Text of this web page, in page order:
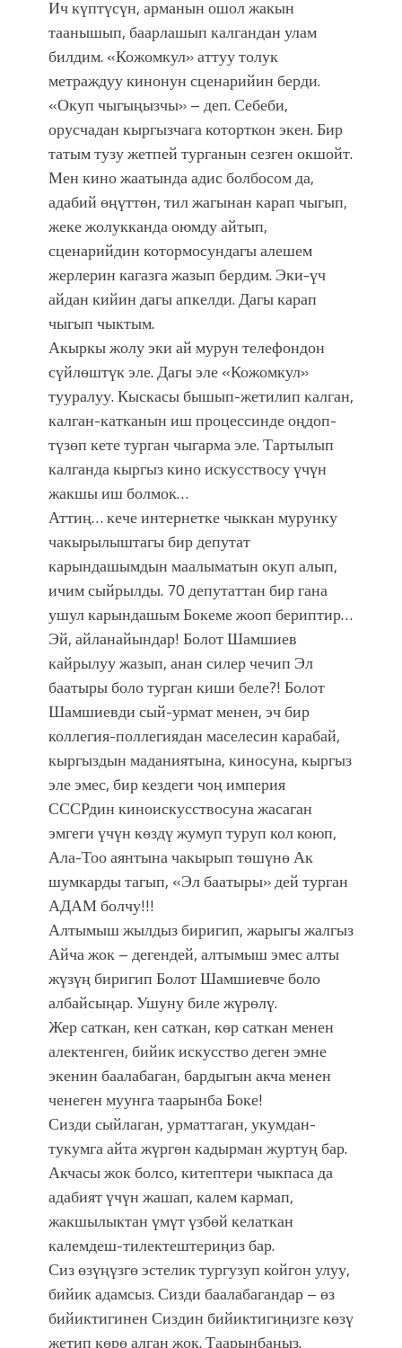
Ич күптүсүн, арманын ошол жакын
таанышып, баарлашып калгандан улам
билдим. «Кожомкул» аттуу толук
метраждуу кинонун сценарийин берди.
«Окуп чыгыңызчы» – деп. Себеби,
орусчадан кыргызчага которткон экен. Бир
татым тузу жетпей турганын сезген окшойт.
Мен кино жаатында адис болбосом да,
адабий өңүттөн, тил жагынан карап чыгып,
жеке жолукканда оюмду айтып,
сценарийдин котормосундагы алешем
жерлерин кагазга жазып бердим. Эки-үч
айдан кийин дагы апкелди. Дагы карап
чыгып чыктым.
Акыркы жолу эки ай мурун телефондон
сүйлөштүк эле. Дагы эле «Кожомкул»
тууралуу. Кыскасы бышып-жетилип калган,
калган-катканын иш процессинде оңдоп-
түзөп кете турган чыгарма эле. Тартылып
калганда кыргыз кино искусствосу үчүн
жакшы иш болмок…
Аттиң… кече интернетке чыккан мурунку
чакырылыштагы бир депутат
карындашымдын маалыматын окуп алып,
ичим сыйрылды. 70 депутаттан бир гана
ушул карындашым Бокеме жооп бериптир…
Эй, айланайындар! Болот Шамшиев
кайрылуу жазып, анан силер чечип Эл
баатыры боло турган киши беле?! Болот
Шамшиевди сый-урмат менен, эч бир
коллегия-поллегиядан маселесин карабай,
кыргыздын маданиятына, киносуна, кыргыз
эле эмес, бир кездеги чоң империя
СССРдин киноискусствосуна жасаган
эмгеги үчүн көздү жумуп туруп кол коюп,
Ала-Тоо аянтына чакырып төшүнө Ак
шумкарды тагып, «Эл баатыры» дей турган
АДАМ болчу!!!
Алтымыш жылдыз биригип, жарыгы жалгыз
Айча жок – дегендей, алтымыш эмес алты
жүзүң биригип Болот Шамшиевче боло
албайсыңар. Ушуну биле жүрөлү.
Жер саткан, кен саткан, көр саткан менен
алектенген, бийик искусство деген эмне
экенин баалабаган, бардыгын акча менен
ченеген муунга таарынба Боке!
Сизди сыйлаган, урматтаган, укумдан-
тукумга айта жүргөн кадырман журтуң бар.
Акчасы жок болсо, китептери чыкпаса да
адабият үчүн жашап, калем кармап,
жакшылыктан үмүт үзбөй келаткан
калемдеш-тилектештериңиз бар.
Сиз өзүңүзгө эстелик тургузуп койгон улуу,
бийик адамсыз. Сизди баалабагандар – өз
бийиктигинен Сиздин бийиктигиңизге көзү
жетип көрө алган жок. Таарынбаңыз.